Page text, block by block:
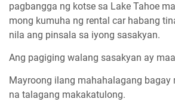
pagbangga ng kotse sa Lake Tahoe
mong kumuha ng rental car habang
nila ang pinsala sa iyong sasakyan.
Ang pagiging walang sasakyan ay
Mayroong ilang mahahalagang bagay
na talagang makakatulong.